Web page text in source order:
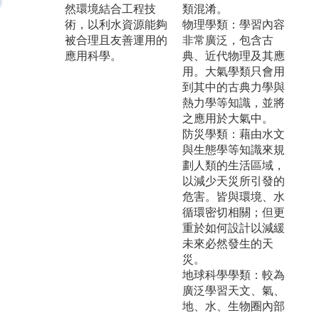
然環境結合工程技
術，以利水資源能夠
被合理且友善運用的
應用科學。
類混淆。
物理學類：學習內容
非常廣泛，包含古
典、近代物理及其應
用。大氣學類只會用
到其中的古典力學與
熱力學等知識，並將
之應用於大氣中。
防災學類：藉由水文
與生態學等知識來規
劃人類的生活區域，
以減少天災所引發的
危害。皆與環境、水
循環密切相關；但更
重於如何設計以減緩
未來必然發生的天
災。
地球科學學類：較為
廣泛學習天文、氣、
地、水、生物圈內部